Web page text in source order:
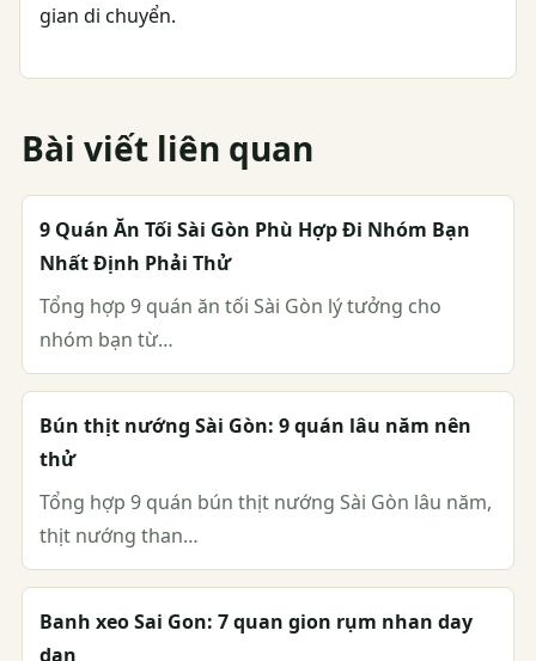
gian di chuyển.
Bài viết liên quan
9 Quán Ăn Tối Sài Gòn Phù Hợp Đi Nhóm Bạn
Nhất Định Phải Thử
Tổng hợp 9 quán ăn tối Sài Gòn lý tưởng cho
nhóm bạn từ…
Bún thịt nướng Sài Gòn: 9 quán lâu năm nên
thử
Tổng hợp 9 quán bún thịt nướng Sài Gòn lâu năm,
thịt nướng than…
Banh xeo Sai Gon: 7 quan gion rụm nhan day
dan